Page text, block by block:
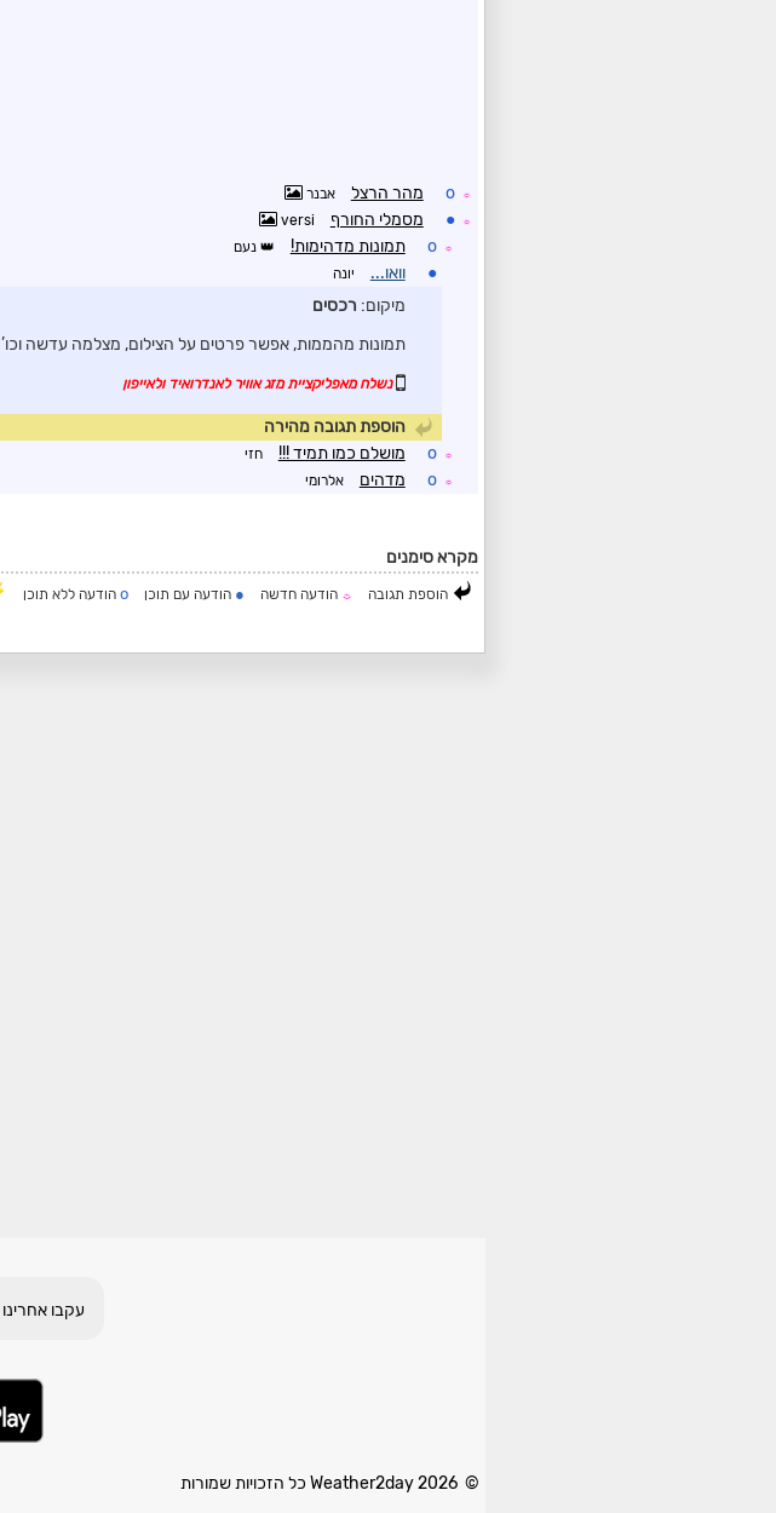
☼
o מהר הרצל אבנר
☼
● מסמלי החורף versi
☼
o תמונות מדהימות! נעם
● וואו... יונה
מיקום: רכסים
תמונות מהממות, אפשר פרטים על הצילום, מצלמה עדשה וכו’
נשלח מאפליקציית מזג אוויר לאנדרואיד ולאייפון
הוספת תגובה מהירה
☼
o מושלם כמו תמיד !!! חזי
☼
o מדהים אלרומי
מקרא סימנים
הוספת תגובה ☼ הודעה חדשה ● הודעה עם תוכן o הודעה ללא תוכן
עקבו אחרינו
© 2026 Weather2day כל הזכויות שמורות